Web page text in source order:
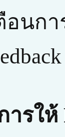
อนก
รให้